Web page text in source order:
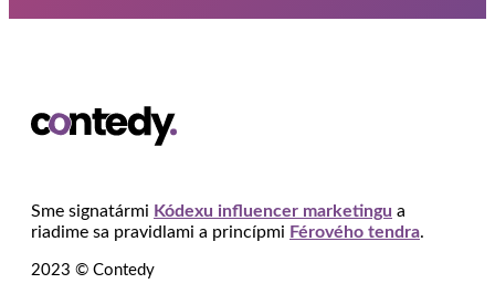
Sme signatármi Kódexu influencer marketingu a
riadime sa pravidlami a princípmi Férového tendra.
2023 © Contedy